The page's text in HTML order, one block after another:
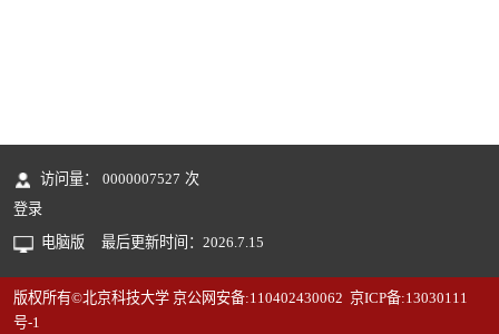
访问量： 0000007527 次
登录
电脑版
最后更新时间： 2026.7.15
版权所有©北京科技大学 京公网安备:110402430062 京ICP备:13030111
号-1